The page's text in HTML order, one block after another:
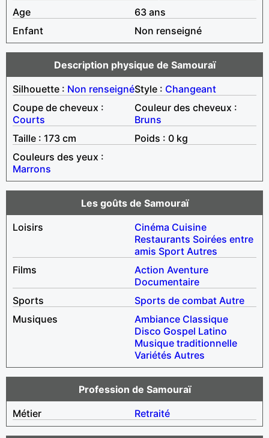
Age
63 ans
Enfant
Non renseigné
Description physique de Samouraï
Silhouette : Non renseignéStyle : Changeant
Coupe de cheveux :
Courts
Couleur des cheveux :
Bruns
Taille : 173 cm
Poids : 0 kg
Couleurs des yeux :
Marrons
Les goûts de Samouraï
Loisirs
Cinéma Cuisine
Restaurants Soirées entre
amis Sport Autres
Films
Action Aventure
Documentaire
Sports
Sports de combat Autre
Musiques
Ambiance Classique
Disco Gospel Latino
Musique traditionnelle
Variétés Autres
Profession de Samouraï
Métier
Retraité